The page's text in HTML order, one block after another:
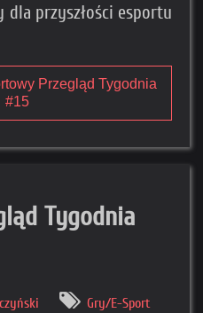
dla przyszłości esportu
Przegląd Tygodnia
#15
Tygodnia
Gry/E-Sport